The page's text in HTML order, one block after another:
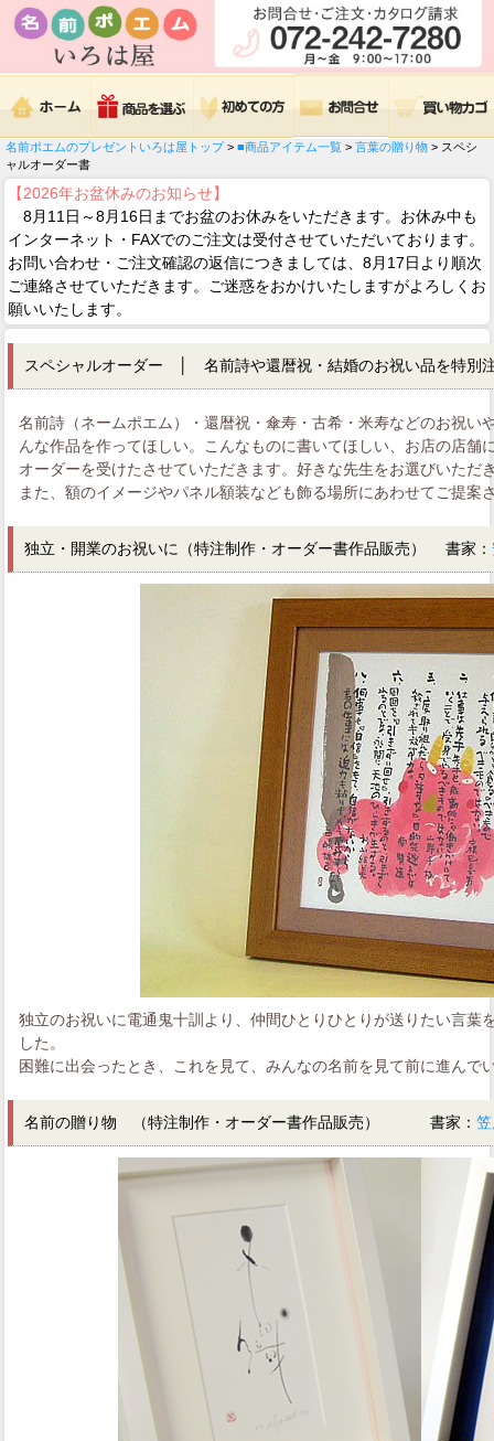
名前ポエムのプレゼントいろは屋トップ> ■商品アイテム一覧 > 言葉の贈り物 > スペシ
ャルオーダー書
【2026年お盆休みのお知らせ】
8月11日～8月16日までお盆のお休みをいただきます。お休み中も
インターネット・FAXでのご注文は受付させていただいております。
お問い合わせ・ご注文確認の返信につきましては、8月17日より順次
ご連絡させていただきます。ご迷惑をおかけいたしますがよろしくお
願いいたします。
スペシャルオーダー │ 名前詩や還暦祝・結婚のお祝い品を特別
名前詩（ネームポエム）・還暦祝・傘寿・古希・米寿などのお祝い
んな作品を作ってほしい。こんなものに書いてほしい、お店の店舗
オーダーを受けたさせていただきます。好きな先生をお選びいただ
また、額のイメージやパネル額装なども飾る場所にあわせてご提案
独立・開業のお祝いに（特注制作・オーダー書作品販売） 書家：
独立のお祝いに電通鬼十訓より、仲間ひとりひとりが送りたい言葉
した。
困難に出会ったとき、これを見て、みんなの名前を見て前に進んで
名前の贈り物 （特注制作・オーダー書作品販売） 書家：